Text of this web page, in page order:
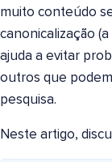
muito conteúdo
canonicalização
ajuda a evitar
outros que
pesquisa.
Neste artigo,